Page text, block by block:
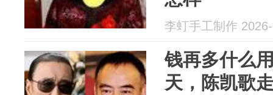
李虰手工制作
钱再多什么
天，陈凯歌